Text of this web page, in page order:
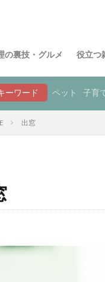
の裏技・グルメ 役立つ
ーワード ペット 子育
出窓